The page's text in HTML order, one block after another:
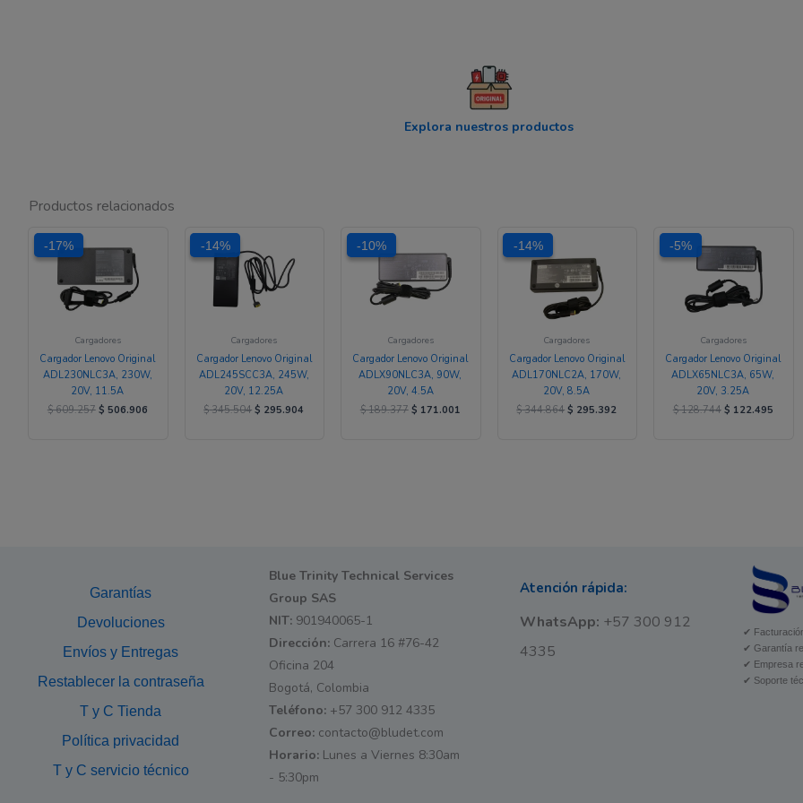
Explora nuestros productos
Productos relacionados
-17%
-17%
Cargadores
Cargador Lenovo Original
ADL230NLC3A, 230W,
20V, 11.5A
$609.257
precio
original
$ 609.257.
$ 506.906
-14%
-14%
Cargadores
Cargador Lenovo Original
ADL245SCC3A, 245W,
20V, 12.25A
$345.504
original
era:
$ 345.504.
$ 295.904
-10%
-10%
Cargadores
Cargador Lenovo Original
ADLX90NLC3A, 90W,
20V, 4.5A
$189.377
original
era:
$ 189.377.
$ 171.001
-14%
-14%
Cargadores
Cargador Lenovo Original
ADL170NLC2A, 170W,
20V, 8.5A
$344.864
original
era:
$ 344.864.
$ 295.392
-5%
-5%
Cargadores
Cargador Lenovo Original
ADLX65NLC3A, 65W,
20V, 3.25A
$128.744
precio
original
era:
$ 128.744.
$ 122.495
Garantías
Devoluciones
Envíos y Entregas
Restablecer la contraseña
T y C Tienda
Política privacidad
T y C servicio técnico
Blue Trinity Technical Services
Group SAS
NIT:901940065-1
Dirección:Carrera 16 #76-42
Oficina 204
Bogotá, Colombia
Teléfono:+57 300 912 4335
Correo:contacto@bludet.com
Horario:Lunes a Viernes 8:30am
- 5:30pm
Atención rápida:
WhatsApp: +57 300 912
4335
✔
✔ Garantía
✔ Empresa
✔ Soporte